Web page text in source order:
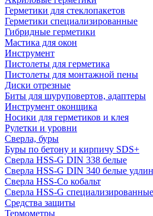
Герметики для стеклопакетов
Герметики специализированные
Гибридные герметики
Мастика для окон
Инструмент
Пистолеты для герметика
Пистолеты для монтажной пены
Диски отрезные
Биты для шуруповертов, адаптеры
Инструмент оконщика
Носики для герметиков и клея
Рулетки и уровни
Сверла, буры
Буры по бетону и кирпичу SDS+
Сверла HSS-G DIN 338 белые
Сверла HSS-G DIN 340 белые
Сверла HSS-Co кобальт
Сверла HSS-G специализированные
Средства защиты
Термометры